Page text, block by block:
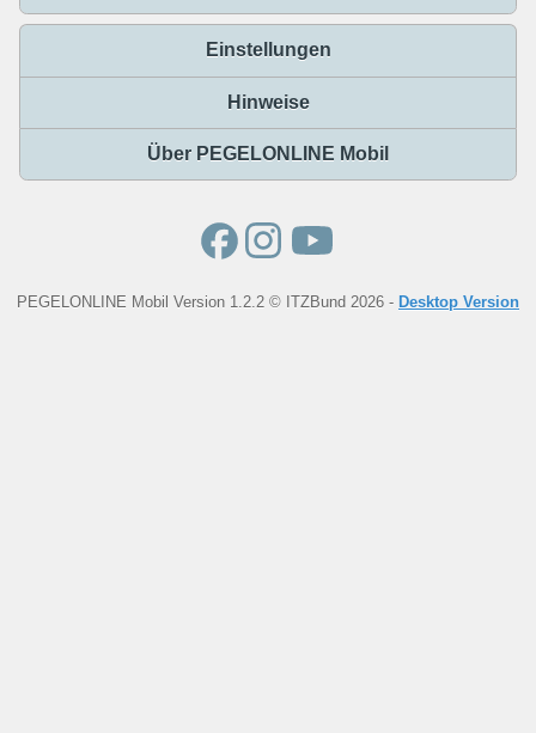
Einstellungen
Hinweise
Über PEGELONLINE Mobil
PEGELONLINE Mobil Version 1.2.2 © ITZBund 2026 - Desktop Version